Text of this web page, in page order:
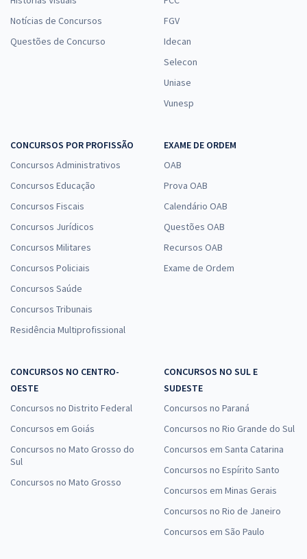
Notícias de Concursos
Questões de Concurso
FGV
Idecan
Selecon
Uniase
Vunesp
CONCURSOS POR PROFISSÃO
Concursos Administrativos
Concursos Educação
Concursos Fiscais
Concursos Jurídicos
Concursos Militares
Concursos Policiais
Concursos Saúde
Concursos Tribunais
Residência Multiprofissional
EXAME DE ORDEM
OAB
Prova OAB
Calendário OAB
Questões OAB
Recursos OAB
Exame de Ordem
CONCURSOS NO CENTRO-
OESTE
Concursos no Distrito Federal
Concursos em Goiás
Concursos no Mato Grosso do
Sul
Concursos no Mato Grosso
CONCURSOS NO SUL E
SUDESTE
Concursos no Paraná
Concursos no Rio Grande do Sul
Concursos em Santa Catarina
Concursos no Espírito Santo
Concursos em Minas Gerais
Concursos no Rio de Janeiro
Concursos em São Paulo